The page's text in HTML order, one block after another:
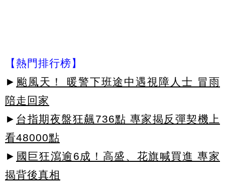
【熱門排行榜】
► 颱風天！ 暖警下班途中遇視障人士 冒雨
陪走回家
► 台指期夜盤狂飆736點 專家揭反彈契機上
看48000點
► 國巨狂瀉逾6成！高盛、花旗喊買進 專家
揭背後真相